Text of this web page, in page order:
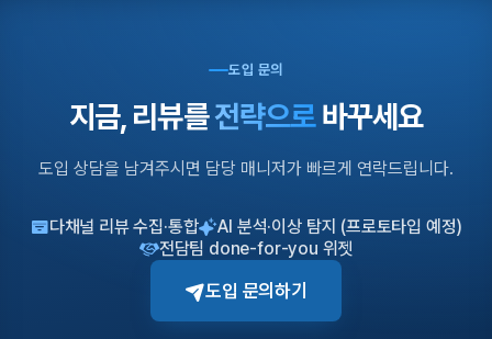
개인정보 필수항목 수집 및 이용 동의 필수
㈜스냅컴퍼니(이하 “회사”라 함)은(는) “도입 문의”를 통한 상담 진행을
도입 문의
지금, 리뷰를전략으로바꾸세요
도입 상담을 남겨주시면 담당 매니저가 빠르게 연락드립니다.
다채널 리뷰 수집·통합
AI 분석·이상 탐지 (프로토타입 예정)
전담팀 done-for-you 위젯
도입 문의하기